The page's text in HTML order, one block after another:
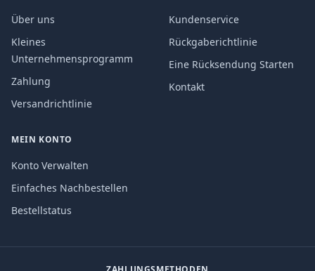
Über uns
Kleines
Unternehmensprogramm
Zahlung
Versandrichtlinie
Kundenservice
Rückgaberichtlinie
Eine Rücksendung Starten
Kontakt
MEIN KONTO
Konto Verwalten
Einfaches Nachbestellen
Bestellstatus